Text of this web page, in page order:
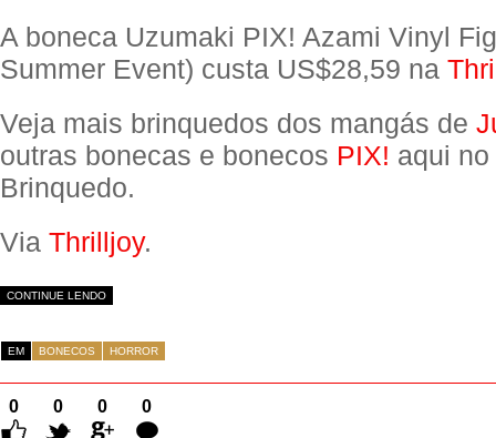
A boneca Uzumaki PIX! Azami Vinyl
Summer Event) custa US$28,59 na
Veja mais brinquedos dos mangás de
outras bonecas e bonecos PIX! aqui
Brinquedo.
Via Thrilljoy.
CONTINUE LENDO
EM BONECOS HORROR
0 0 0
0
Comentários